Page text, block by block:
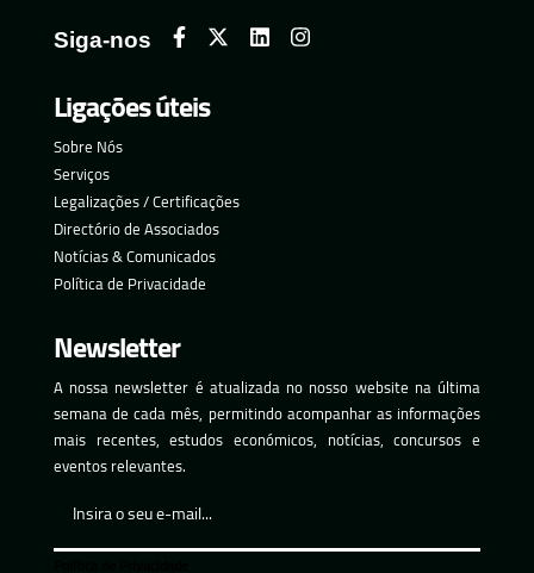
Siga-nos
Ligações úteis
Sobre Nós
Serviços
Legalizações / Certificações
Directório de Associados
Notícias & Comunicados
Política de Privacidade
Newsletter
A nossa newsletter é atualizada no nosso website na última
semana de cada mês, permitindo acompanhar as informações
mais recentes, estudos económicos, notícias, concursos e
eventos relevantes.